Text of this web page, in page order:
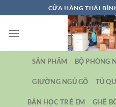
qua
nội
CỬA HÀNG THÁI
SẢN PHẨM BỘ PHÒNG
GIƯỜNG NGỦ GỖ TỦ
BẢN HỌC TRẺ EM GHẾ